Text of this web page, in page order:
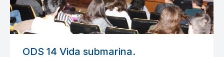
ODS 14 Vida submarina.